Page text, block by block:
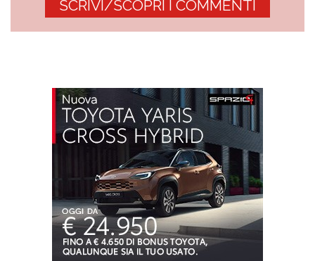
SCRIVI/SCOPRI I COMMENTI